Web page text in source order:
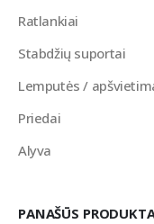
Ratlankiai
Stabdžių suportai
Lemputės /
Priedai
Alyva
PANAŠŪS